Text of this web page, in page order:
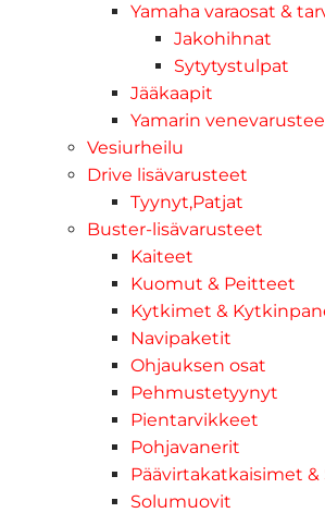
Yamaha varaosat &
Jakohihnat
Sytytystulpat
Jääkaapit
Yamarin
Vesiurheilu
Drive lisävarusteet
Tyynyt,Patjat
Buster-lisävarusteet
Kaiteet
Kuomut & Peitteet
Kytkimet &
Navipaketit
Ohjauksen osat
Pehmustetyynyt
Pientarvikkeet
Pohjavanerit
Päävirtakatkaisimet &
Solumuovit